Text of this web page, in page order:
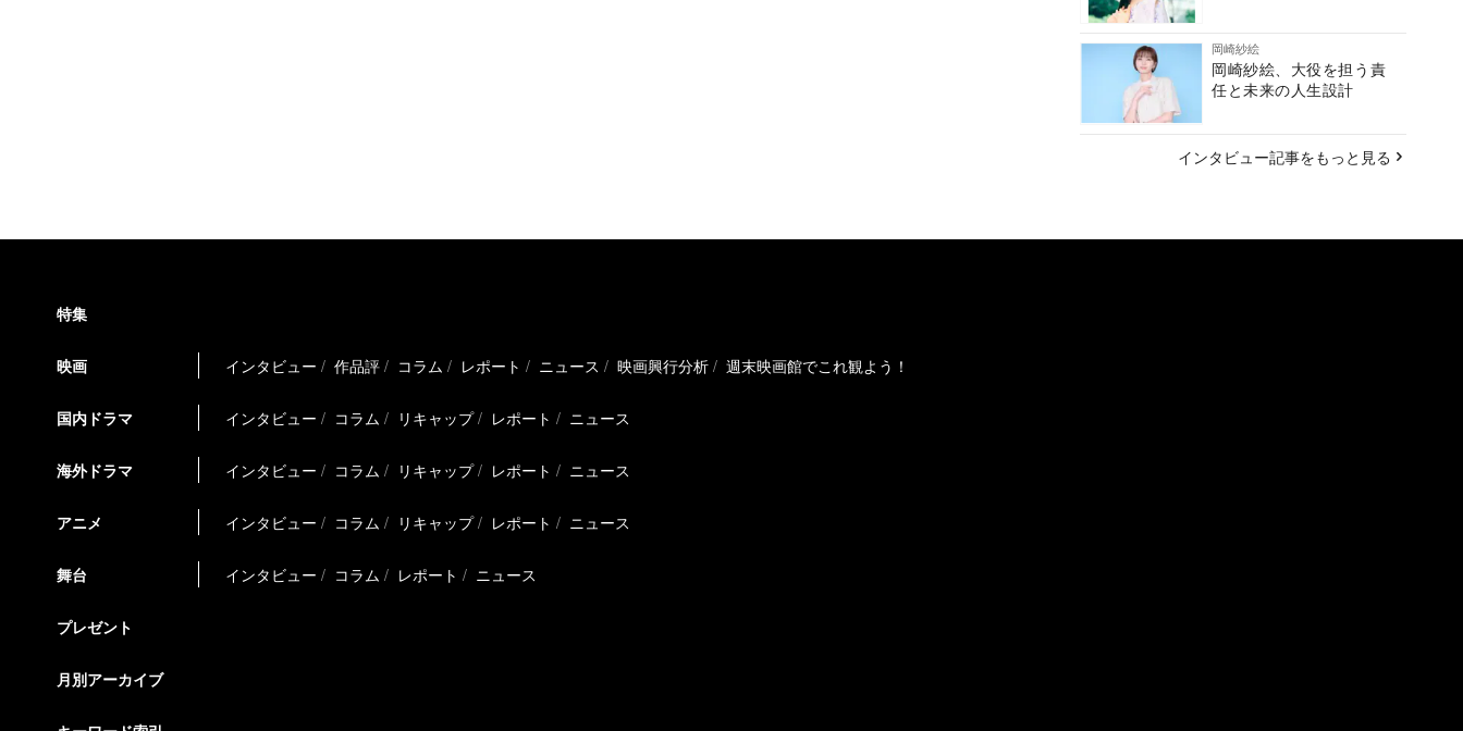
岡崎紗絵
岡崎紗絵、大役を担う責
任と未来の人生設計
インタビュー記事をもっと見る
特集
映画 インタビュー 作品評 コラム レポート ニュース 映画興行分析 週末映画館でこれ観よう！
国内ドラマ インタビュー コラム リキャップ レポート ニュース
海外ドラマ インタビュー コラム リキャップ レポート ニュース
アニメ インタビュー コラム リキャップ レポート ニュース
舞台 インタビュー コラム レポート ニュース
プレゼント
月別アーカイブ